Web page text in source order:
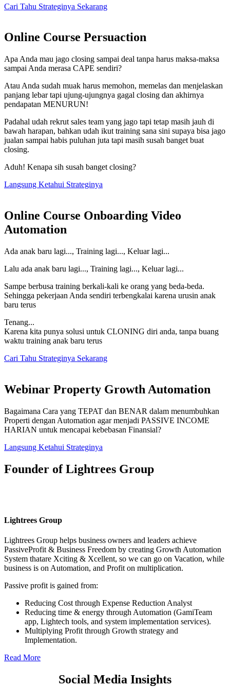
Cari Tahu Strateginya Sekarang
Online Course Persuaction
Apa Anda mau jago closing sampai deal tanpa harus maksa-maksa
sampai Anda merasa CAPE sendiri?
Atau Anda sudah muak harus memohon, memelas dan menjelaskan
panjang lebar tapi ujung-ujungnya gagal closing dan akhirnya
pendapatan MENURUN!
Padahal udah rekrut sales team yang jago tapi tetap masih jauh di
bawah harapan, bahkan udah ikut training sana sini supaya bisa jago
jualan sampai habis puluhan juta tapi masih susah banget buat
closing.
Aduh! Kenapa sih susah banget closing?
Langsung Ketahui Strateginya
Online Course Onboarding Video
Automation
Ada anak baru lagi..., Training lagi..., Keluar lagi...
Lalu ada anak baru lagi..., Training lagi..., Keluar lagi...
Sampe berbusa training berkali-kali ke orang yang beda-beda.
Sehingga pekerjaan Anda sendiri terbengkalai karena urusin anak
baru terus
Tenang...
Karena kita punya solusi untuk CLONING diri anda, tanpa buang
waktu training anak baru terus
Cari Tahu Strateginya Sekarang
Webinar Property Growth Automation
Bagaimana Cara yang TEPAT dan BENAR dalam menumbuhkan
Properti dengan Automation agar menjadi PASSIVE INCOME
HARIAN untuk mencapai kebebasan Finansial?
Langsung Ketahui Strateginya
Founder of Lightrees Group
Lightrees Group
Lightrees Group helps business owners and leaders achieve
PassiveProfit & Business Freedom by creating Growth Automation
System thatare Xciting & Xcellent, so we can go on Vacation, while
business is on Automation, and Profit on multiplication.
Passive profit is gained from:
Reducing Cost through Expense Reduction Analyst
Reducing time & energy through Automation (GamiTeam
app, Lightech tools, and system implementation services).
Multiplying Profit through Growth strategy and
Implementation.
Read More
Social Media Insights